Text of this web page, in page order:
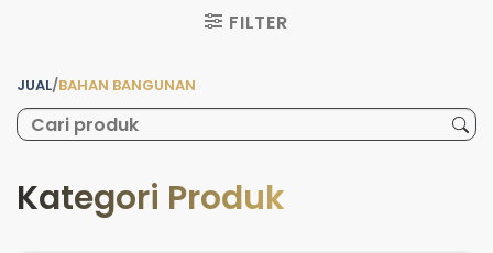
FILTER
JUAL/BAHAN BANGUNAN
Kategori Produk